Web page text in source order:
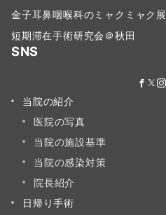
金子耳鼻咽喉科のミャクミャク展
短期滞在手術研究会＠秋田
SNS
当院の紹介
医院の写真
当院の施設基準
当院の感染対策
院長紹介
日帰り手術